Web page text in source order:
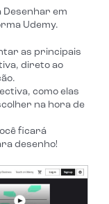
Desenhar em
Udemy.
as principais
direto ao
como elas
na hora de
ficará
desenho!